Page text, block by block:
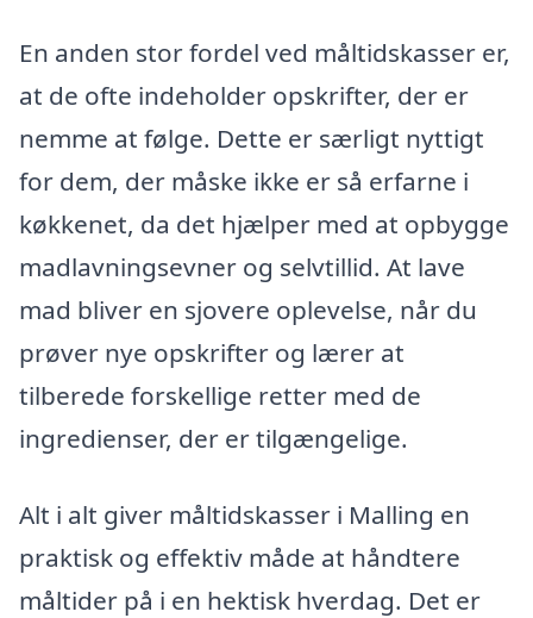
En anden stor fordel ved måltidskasser er,
at de ofte indeholder opskrifter, der er
nemme at følge. Dette er særligt nyttigt
for dem, der måske ikke er så erfarne i
køkkenet, da det hjælper med at opbygge
madlavningsevner og selvtillid. At lave
mad bliver en sjovere oplevelse, når du
prøver nye opskrifter og lærer at
tilberede forskellige retter med de
ingredienser, der er tilgængelige.
Alt i alt giver måltidskasser i Malling en
praktisk og effektiv måde at håndtere
måltider på i en hektisk hverdag. Det er